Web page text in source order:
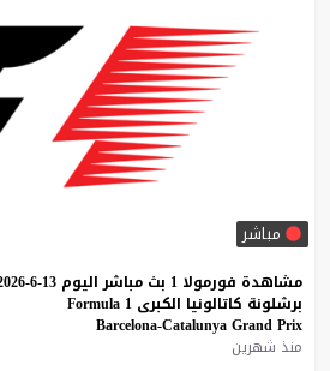
مباشر
مشاهدة فورمولا 1 بث مباشر اليوم 13-6-2026
برشلونة كاتالونيا الكبرى Formula 1
Barcelona-Catalunya Grand Prix
منذ شهرين